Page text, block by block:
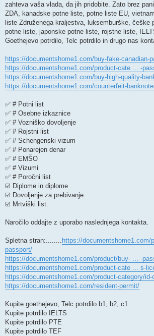
zahteva vaša vlada, da jih pridobite. Zato brez
ZDA, kanadske potne liste, potne liste EU,
liste Združenega kraljestva, luksemburške, češke
potne liste, japonske potne liste, rojstne liste,
Goethejevo potrdilo, Telc potrdilo in drugo nas
https://documentshome1.com/buy-fake-canadian-
https://documentshome1.com/product-cate ... -
https://documentshome1.com/buy-high-quality-
https://documentshome1.com/counterfeit-
✅ # Potni list
✅ # Osebne izkaznice
✅ # Vozniško dovoljenje
✅ # Rojstni list
✅ # Schengenski vizum
✅ # Ponarejen denar
✅ # EMŠO
✅ # Vizumi
✅ # Poročni list
☑️ Diplome in diplome
☑️ Dovoljenje za prebivanje
☑️ Mrtviški list.
Naročilo oddajte z uporabo naslednjega kontakta.
Spletna stran:........ https://documentshome1.com/
passport/
https://documentshome1.com/product/buy- ... -
https://documentshome1.com/product-cate ... s-
https://documentshome1.com/product-category/id-
https://documentshome1.com/resident-permit/
Kupite goethejevo, Telc potrdilo b1, b2, c1
Kupite potrdilo IELTS
Kupite potrdilo PTE
Kupite potrdilo TEF